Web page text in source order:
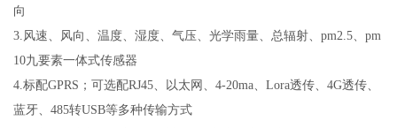
向
3. 风速、风向、温度、湿度、气压、光学雨量、总辐射、pm2.5 、pm
10九要素一体式传感器
4.标配GPRS；可选配RJ45、以太网、4-20ma、Lora透传、4G透传、
蓝牙、485转USB等多种传输方式